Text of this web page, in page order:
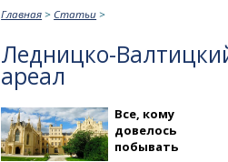
Главная > Статьи >
Ледницко-
ареал
Все, кому
довелось
побывать